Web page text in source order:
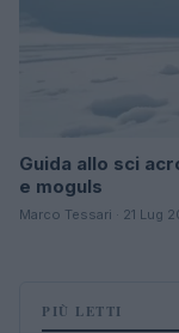
Guida allo sci
e moguls
Marco Tessari · 21 Lug
PIÙ LETTI